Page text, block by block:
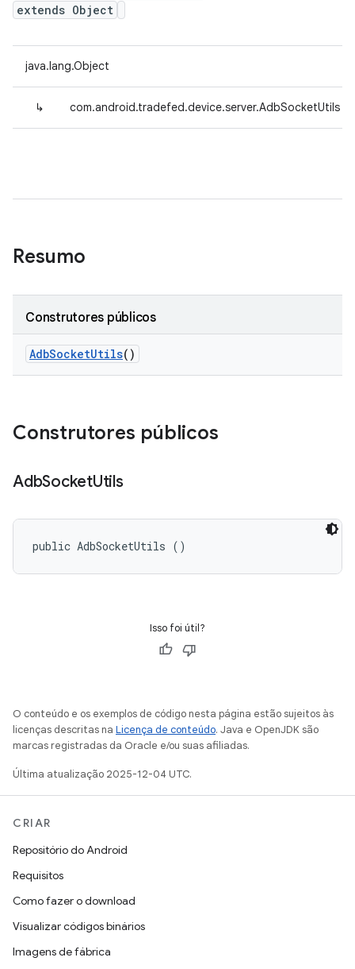
extends Object
java.lang.Object
↳ com.android.tradefed.device.server.AdbSocketUtils
Resumo
Construtores públicos
AdbSocketUtils()
Construtores públicos
AdbSocketUtils
public AdbSocketUtils ()
Isso foi útil?
O conteúdo e os exemplos de código nesta página estão sujeitos às
licenças descritas na Licença de conteúdo. Java e OpenJDK são
marcas registradas da Oracle e/ou suas afiliadas.
Última atualização 2025-12-04 UTC.
CRIAR
Repositório do Android
Requisitos
Como fazer o download
Visualizar códigos binários
Imagens de fábrica